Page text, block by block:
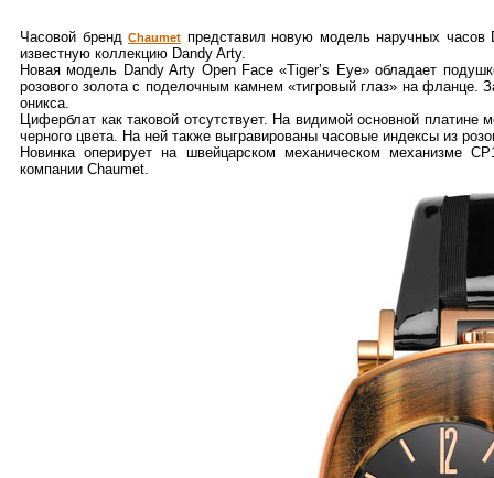
Часовой бренд Chaumet представил новую модель наручных
известную коллекцию Dandy Arty.
Новая модель Dandy Arty Open Face «Tiger’s Eye» обладает
розового золота с поделочным камнем «тигровый глаз» на
оникса.
Циферблат как таковой отсутствует. На видимой основной
черного цвета. На ней также выгравированы часовые индексы из
Новинка оперирует на швейцарском механическом механизме
компании Chaumet.